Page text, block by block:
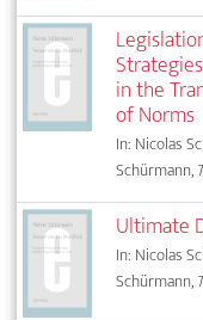
in the
of Norms
In: Nicolas
Schürmann,
Ultimate
In: Nicolas
Schürmann,